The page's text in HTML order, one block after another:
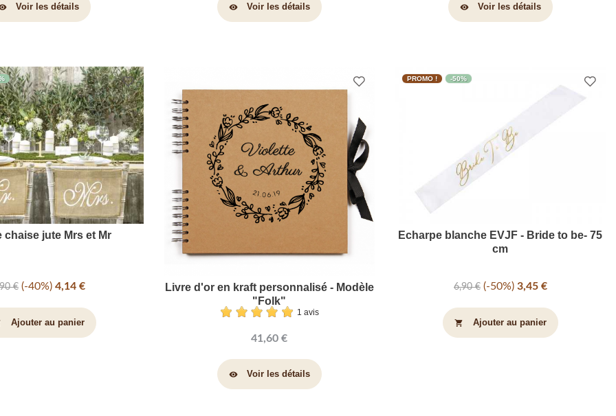
Voir les détails visibility Voir les détails visibility Voir les détails
chaise jute Mrs et Mr
€ -40% 4,14 €
Ajouter au panier
Livre d'or en kraft personnalisé - Modèle
"Folk"
1 avis
41,60 €
visibility Voir les détails
PROMO ! -50%
Echarpe blanche EVJF - Bride to be- 75
cm
6,90 € -50% 3,45 €
shopping_cart Ajouter au panier